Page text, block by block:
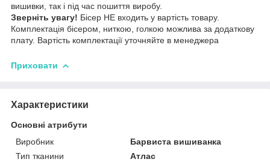
вишивки, так і під час пошиття виробу.
Зверніть увагу! Бісер НЕ входить у вартість товару.
Комплектація бісером, ниткою, голкою можлива за додаткову
плату. Вартість комплектації уточняйте в менеджера
Приховати
Характеристики
Основні атрибути
Виробник
Барвиста вишиванка
Тип тканини
Атлас